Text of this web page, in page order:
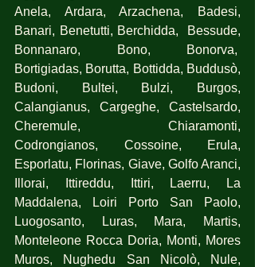
Anela, Ardara, Arzachena, Badesi,
Banari, Benetutti, Berchidda,  Bessude,
Bonnanaro, Bono, Bonorva,
Bortigiadas, Borutta, Bottidda, Buddusò,
Budoni, Bultei, Bulzi, Burgos,
Calangianus, Cargeghe, Castelsardo,
Cheremule, Chiaramonti,
Codrongianos, Cossoine, Erula,
Esporlatu, Florinas, Giave, Golfo Aranci,
Illorai, Ittireddu, Ittiri, Laerru, La
Maddalena, Loiri Porto San Paolo,
Luogosanto, Luras, Mara, Martis,
Monteleone Rocca Doria, Monti, Mores
Muros, Nughedu San Nicolò, Nule,